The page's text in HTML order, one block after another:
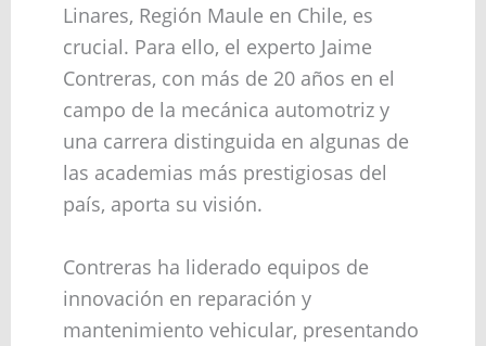
Linares, Región Maule en Chile, es
crucial. Para ello, el experto Jaime
Contreras, con más de 20 años en el
campo de la mecánica automotriz y
una carrera distinguida en algunas de
las academias más prestigiosas del
país, aporta su visión.
Contreras ha liderado equipos de
innovación en reparación y
mantenimiento vehicular, presentando